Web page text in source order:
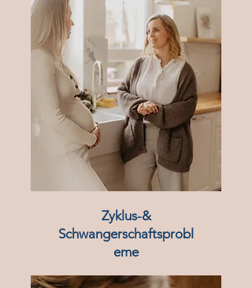
Zyklus-&
Schwangerschaftsprobl
eme